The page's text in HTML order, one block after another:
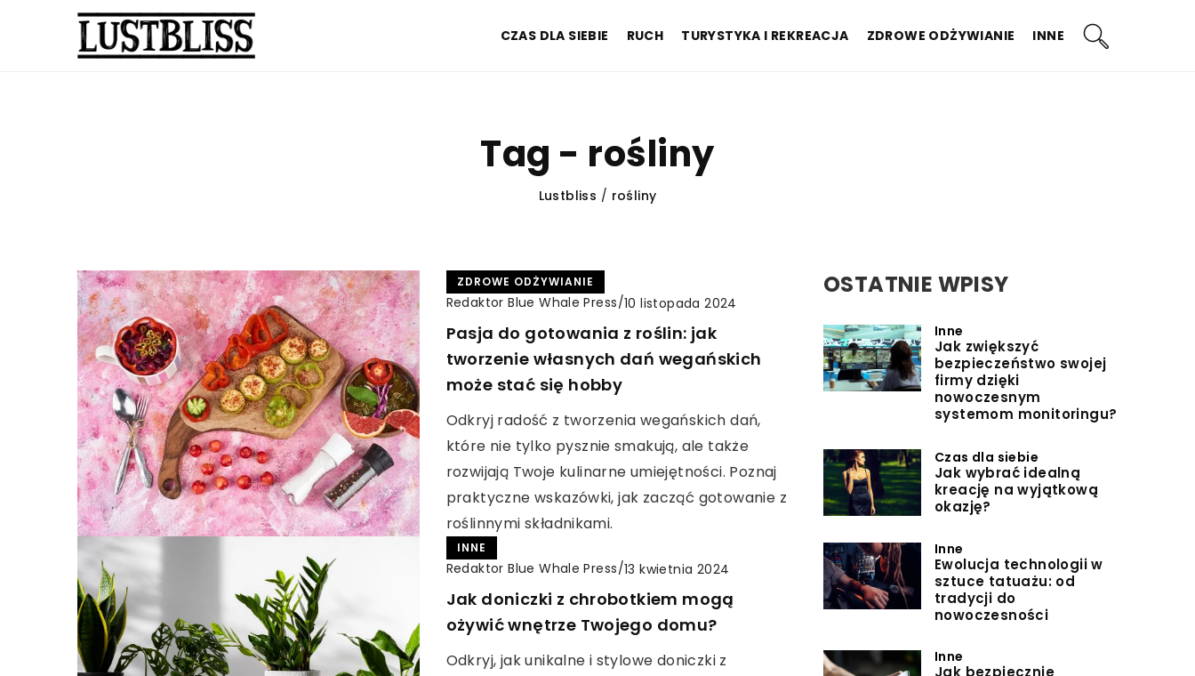
CZAS DLA SIEBIE RUCH TURYSTYKA I REKREACJA ZDROWE ODŻYWIANIE INNE
Tag - rośliny
Lustbliss / rośliny
ZDROWE ODŻYWIANIE
Redaktor Blue Whale Press/10 listopada 2024
Pasja do gotowania z roślin: jak
tworzenie własnych dań wegańskich
może stać się hobby
Odkryj radość z tworzenia wegańskich dań,
które nie tylko pysznie smakują, ale także
rozwijają Twoje kulinarne umiejętności. Poznaj
praktyczne wskazówki, jak zacząć gotowanie z
roślinnymi składnikami.
INNE
Redaktor Blue Whale Press/13 kwietnia 2024
Jak doniczki z chrobotkiem mogą
ożywić wnętrze Twojego domu?
Odkryj, jak unikalne i stylowe doniczki z
OSTATNIE WPISY
Inne
Jak zwiększyć
bezpieczeństwo swojej
firmy dzięki
nowoczesnym
systemom monitoringu?
Czas dla siebie
Jak wybrać idealną
kreację na wyjątkową
okazję?
Inne
Ewolucja technologii w
sztuce tatuażu: od
tradycji do
nowoczesności
Inne
Jak bezpiecznie